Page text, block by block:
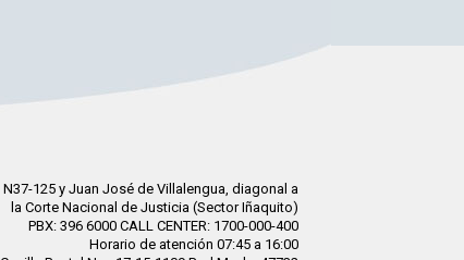
125 y Juan José de Villalengua, diagonal a
la Corte Nacional de Justicia (Sector Iñaquito)
PBX: 396 6000 CALL CENTER: 1700-000-400
Horario de atención 07:45 a 16:00